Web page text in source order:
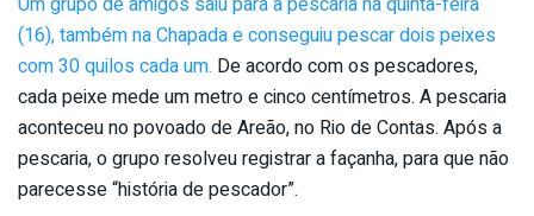
(16), também na Chapada e conseguiu pescar dois peixes
com 30 quilos cada um. De acordo com os pescadores,
cada peixe mede um metro e cinco centímetros. A pescaria
aconteceu no povoado de Areão, no Rio de Contas. Após a
pescaria, o grupo resolveu registrar a façanha, para que não
parecesse “história de pescador”.